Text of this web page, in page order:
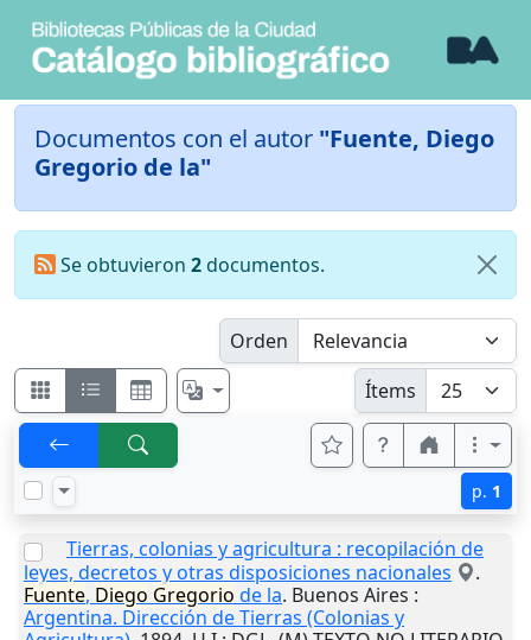
Documentos con el autor "Fuente, Diego
Gregorio de la"
Se obtuvieron 2documentos.
Orden
Ítems
p. 1
Tierras, colonias y agricultura : recopilación de
leyes, decretos y otras disposiciones nacionales
.
Fuente, Diego Gregorio de la. Buenos Aires :
Argentina. Dirección de Tierras (Colonias y